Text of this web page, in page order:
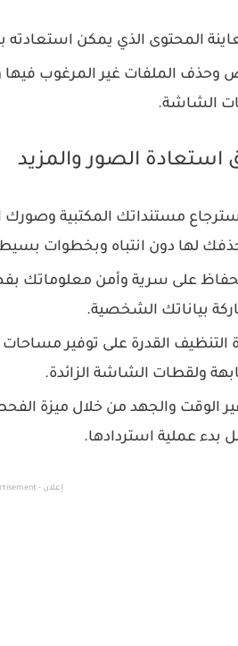
المحتوى الذي يمكن استعادته
الملفات غير المرغوب فيها
الشاشة.
استعادة الصور والمزيد
مستنداتك المكتبية وصورك
لها دون انتباه وبخطوات
على سرية وأمن معلوماتك
بياناتك الشخصية.
التنظيف القدرة على توفير
ولقطات الشاشة الزائدة.
الوقت والجهد من خلال ميزة
بدء عملية استردادها.
إعلان - Advertisement